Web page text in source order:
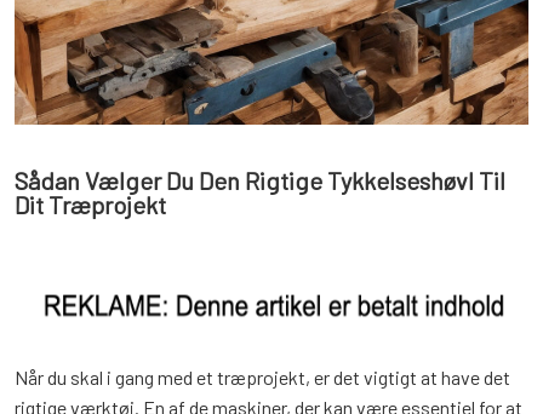
Sådan Vælger Du Den Rigtige Tykkelseshøvl Til
Dit Træprojekt
Når du skal i gang med et træprojekt, er det vigtigt at have det
rigtige værktøj. En af de maskiner, der kan være essentiel for at